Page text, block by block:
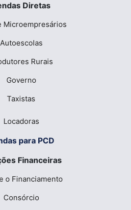
Diretas
Microempresários
Autoescolas
Rurais
Governo
Taxistas
Locadoras
para PCD
Financeiras
o Financiamento
Consórcio